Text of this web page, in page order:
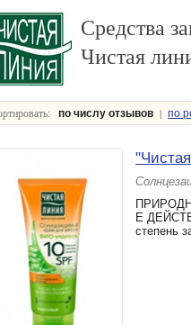
Средства
Чистая
по числу отзывов | по
Е
степень